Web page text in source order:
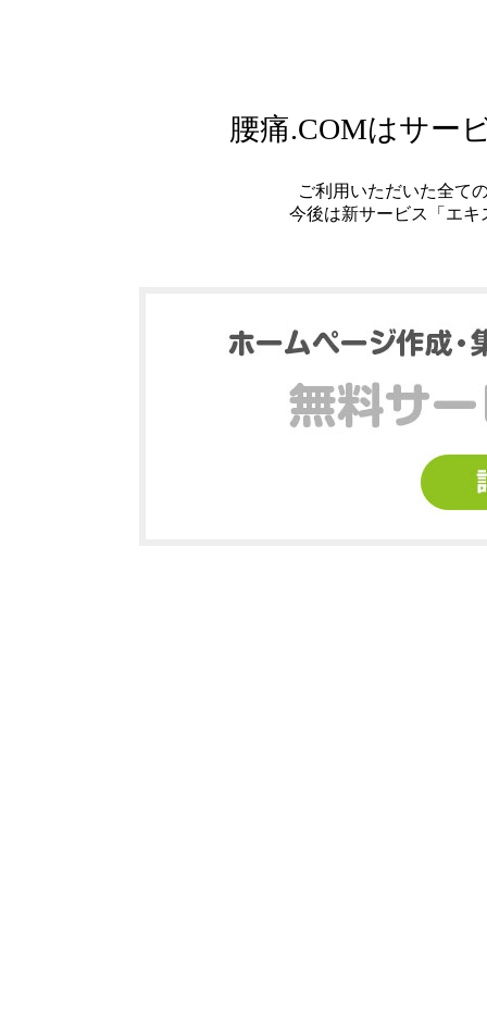
腰痛.COMはサー
ご利用いただいた全て
今後は新サービス「エ